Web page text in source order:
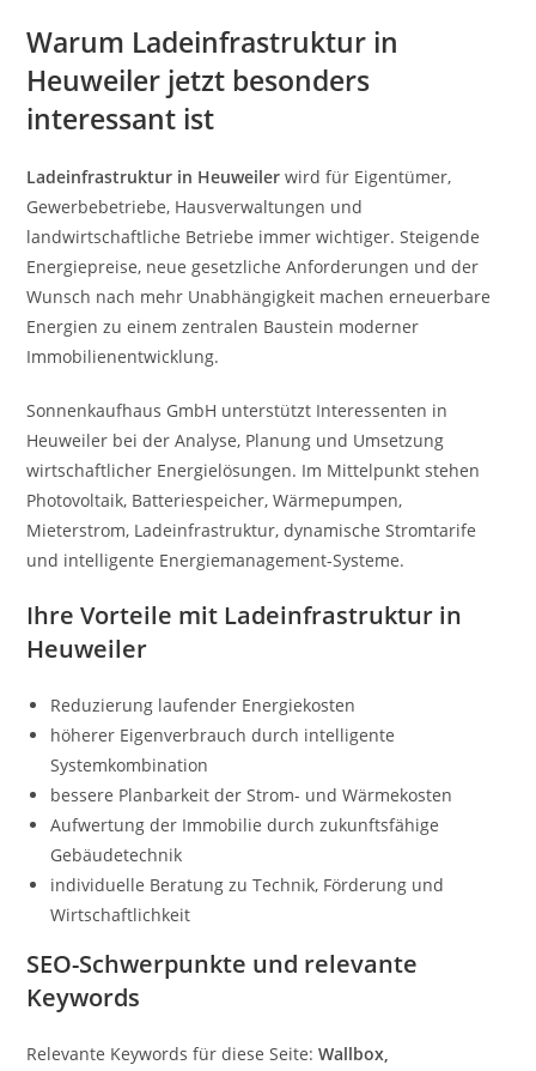
Warum Ladeinfrastruktur in
Heuweiler jetzt besonders
interessant ist
Ladeinfrastruktur in Heuweiler wird für Eigentümer,
Gewerbebetriebe, Hausverwaltungen und
landwirtschaftliche Betriebe immer wichtiger. Steigende
Energiepreise, neue gesetzliche Anforderungen und der
Wunsch nach mehr Unabhängigkeit machen erneuerbare
Energien zu einem zentralen Baustein moderner
Immobilienentwicklung.
Sonnenkaufhaus GmbH unterstützt Interessenten in
Heuweiler bei der Analyse, Planung und Umsetzung
wirtschaftlicher Energielösungen. Im Mittelpunkt stehen
Photovoltaik, Batteriespeicher, Wärmepumpen,
Mieterstrom, Ladeinfrastruktur, dynamische Stromtarife
und intelligente Energiemanagement-Systeme.
Ihre Vorteile mit Ladeinfrastruktur in
Heuweiler
Reduzierung laufender Energiekosten
höherer Eigenverbrauch durch intelligente
Systemkombination
bessere Planbarkeit der Strom- und Wärmekosten
Aufwertung der Immobilie durch zukunftsfähige
Gebäudetechnik
individuelle Beratung zu Technik, Förderung und
Wirtschaftlichkeit
SEO-Schwerpunkte und relevante
Keywords
Relevante Keywords für diese Seite:Wallbox,